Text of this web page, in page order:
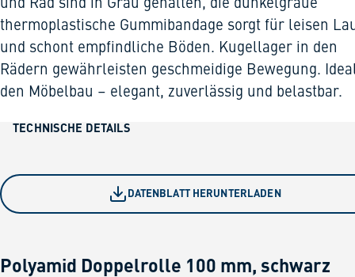
und Rad sind in Grau gehalten, die dunkelgraue
thermoplastische Gummibandage sorgt für leisen
und schont empfindliche Böden. Kugellager in den
Rädern gewährleisten geschmeidige Bewegung.
den Möbelbau – elegant, zuverlässig und belastbar.
TECHNISCHE DETAILS
DATENBLATT HERUNTERLADEN
Polyamid Doppelrolle 100 mm, schwarz